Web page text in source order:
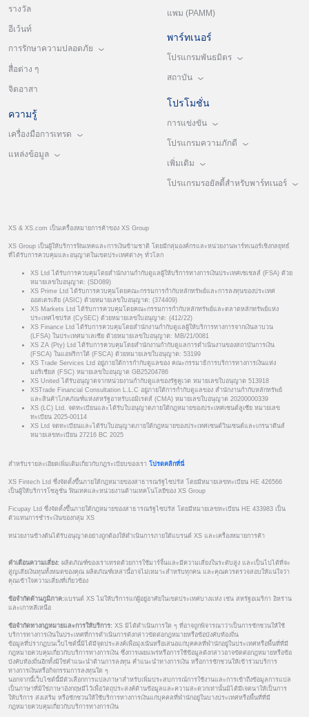
รางวัล
อีเว้นท์
การรักษาความปลอดภัย
สื่อต่าง ๆ
จิตอาสา
ความรู้
เครื่องมือการเทรด
แหล่งข้อมูล
แพม (PAMM)
พาร์ทเนอร์
โปรแกรมพันธมิตร
สถาบัน
โปรโมชั่น
การแข่งขัน
โปรแกรมความภักดี
เพิ่มเติม
โปรแกรมรอยัลตี้สำหรับพาร์ทเนอร์
XS & XS.com เป็นเครื่องหมายการค้าของ XS Group
XS Group เป็นผู้ให้บริการฟินเทคและการเงินข้ามชาติ โดยมีกลุ่มองค์กรและหน่วยงานพาร์ทเนอร์เชิงกลยุทธ์
ที่ได้รับการควบคุมและอนุญาตในเขตประเทศต่างๆ ทั่วโลก
XS Ltd ได้รับการควบคุมโดยสำนักงานกำกับดูแลผู้ให้บริการทางการเงินประเทศเซเชลส์ (FSA) ด้วย
หมายเลขใบอนุญาต: (SD089)
XS Prime Ltd ได้รับการควบคุมโดยคณะกรรมการกำกับหลักทรัพย์และการลงทุนของประเทศ
ออสเตรเลีย (ASIC) ด้วยหมายเลขใบอนุญาต: (374409)
XS Markets Ltd ได้รับการควบคุมโดยคณะกรรมการกำกับหลักทรัพย์และตลาดหลักทรัพย์แห่ง
ประเทศไซปรัส (CySEC) ด้วยหมายเลขใบอนุญาต: (412/22)
XS Finance Ltd ได้รับการควบคุมโดยสำนักงานกำกับดูแลผู้ให้บริการทางการจากเงินลาบวน
(LFSA) ในประเทศมาเลเซีย ด้วยหมายเลขใบอนุญาต: MB/21/0081
XS ZA (Pty) Ltd ได้รับการควบคุมโดยสำนักงานกำกับดูแลการดำเนินงานของสถาบันการเงิน
(FSCA) ในแอฟริกาใต้ (FSCA) ด้วยหมายเลขใบอนุญาต: 53199
XS Trade Services Ltd อยู่ภายใต้การกำกับดูแลของ คณะกรรมาธิการบริการทางการเงินแห่ง
มอริเชียส (FSC) หมายเลขใบอนุญาต GB25204786
XS United ได้รับอนุญาตจากหน่วยงานกำกับดูแลของรัฐคูเวต หมายเลขใบอนุญาต 513918
XSTrade Financial Consultation L.L.C อยู่ภายใต้การกำกับดูแลของ สำนักงานกำกับหลักทรัพย์
และสินค้าโภคภัณฑ์แห่งสหรัฐอาหรับเอมิเรตส์ (CMA) หมายเลขใบอนุญาต 20200000339
XS (LC) Ltd. จดทะเบียนและได้รับใบอนุญาตภายใต้กฎหมายของประเทศเซนต์ลูเซีย หมายเลข
ทะเบียน 2025-00114
XS Ltd จดทะเบียนและได้รับใบอนุญาตภายใต้กฎหมายของประเทศเซนต์วินเซนต์และเกรนาดีนส์
หมายเลขทะเบียน 27216 BC 2025
สำหรับรายละเอียดเพิ่มเติมเกี่ยวกับกฎระเบียบของเรา โปรดคลิกที่นี่
XS Fintech Ltd ซึ่งจัดตั้งขึ้นภายใต้กฎหมายของสาธารณรัฐไซปรัส โดยมีหมายเลขทะเบียน HE 426566
เป็นผู้ให้บริการโซลูชั่น ฟินเทคและหน่วยงานด้านเทคโนโลยีของ XS Group
Ficupay Ltd ซึ่งจัดตั้งขึ้นภายใต้กฎหมายของสาธารณรัฐไซปรัส โดยมีหมายเลขทะเบียน HE 433983 เป็น
ตัวแทนการชำระเงินของกลุ่ม XS
หน่วยงานข้างต้นได้รับอนุญาตอย่างถูกต้องให้ดำเนินการภายใต้แบรนด์ XS และเครื่องหมายการค้า
คำเตือนความเสี่ยง: ผลิตภัณฑ์ของเราเทรดด้วยการใช้มาร์จิ้นและมีความเสี่ยงในระดับสูง และเป็นไปได้ที่จะ
สูญเสียเงินทุนทั้งหมดของคุณ ผลิตภัณฑ์เหล่านี้อาจไม่เหมาะสำหรับทุกคน และคุณควรตรวจสอบให้แน่ใจว่า
คุณเข้าใจความเสี่ยงที่เกี่ยวข้อง
ข้อจำกัดด้านภูมิภาค: แบรนด์ XS ไม่ให้บริการแก่ผู้อยู่อาศัยในเขตประเทศบางแห่ง เช่น สหรัฐอเมริกา อิหร่าน
และเกาหลีเหนือ
ข้อจำกัดทางกฎหมายและการให้บริการ: XS มิได้ดำเนินการใด ๆ ที่อาจถูกพิจารณาว่าเป็นการชักชวนให้ใช้
บริการทางการเงินในประเทศที่การดำเนินการดังกล่าวขัดต่อกฎหมายหรือข้อบังคับท้องถิ่น
ข้อมูลที่ปรากฏบนเว็บไซต์นี้มิได้มีจุดประสงค์เพื่อมุ่งเน้นหรือเสนอแก่บุคคลที่พำนักอยู่ในประเทศหรือพื้นที่ที่มี
กฎหมายควบคุมเกี่ยวกับบริการทางการเงิน ซึ่งการเผยแพร่หรือการใช้ข้อมูลดังกล่าวอาจขัดต่อกฎหมายหรือข้อ
บังคับท้องถิ่นอีกทั้งมิใช่คำแนะนำด้านการลงทุน คำแนะนำทางการเงิน หรือการชักชวนให้เข้าร่วมบริการ
ทางการเงินหรือกิจกรรมการลงทุนใด ๆ
นอกจากนี้เว็บไซต์นี้มีตัวเลือกการแปลภาษาสำหรับเพิ่มประสบการณ์การใช้งานและการเข้าถึงข้อมูลการแปล
เป็นภาษาที่มิใช่ภาษาอังกฤษมีไว้เพื่อวัตถุประสงค์ด้านข้อมูลและความสะดวกเท่านั้นมิได้มีเจตนาให้เป็นการ
ให้บริการ ส่งเสริม หรือชักชวนให้ใช้บริการทางการเงินแก่บุคคลที่พำนักอยู่ในบางประเทศหรือพื้นที่ที่มี
กฎหมายควบคุมเกี่ยวกับบริการทางการเงิน